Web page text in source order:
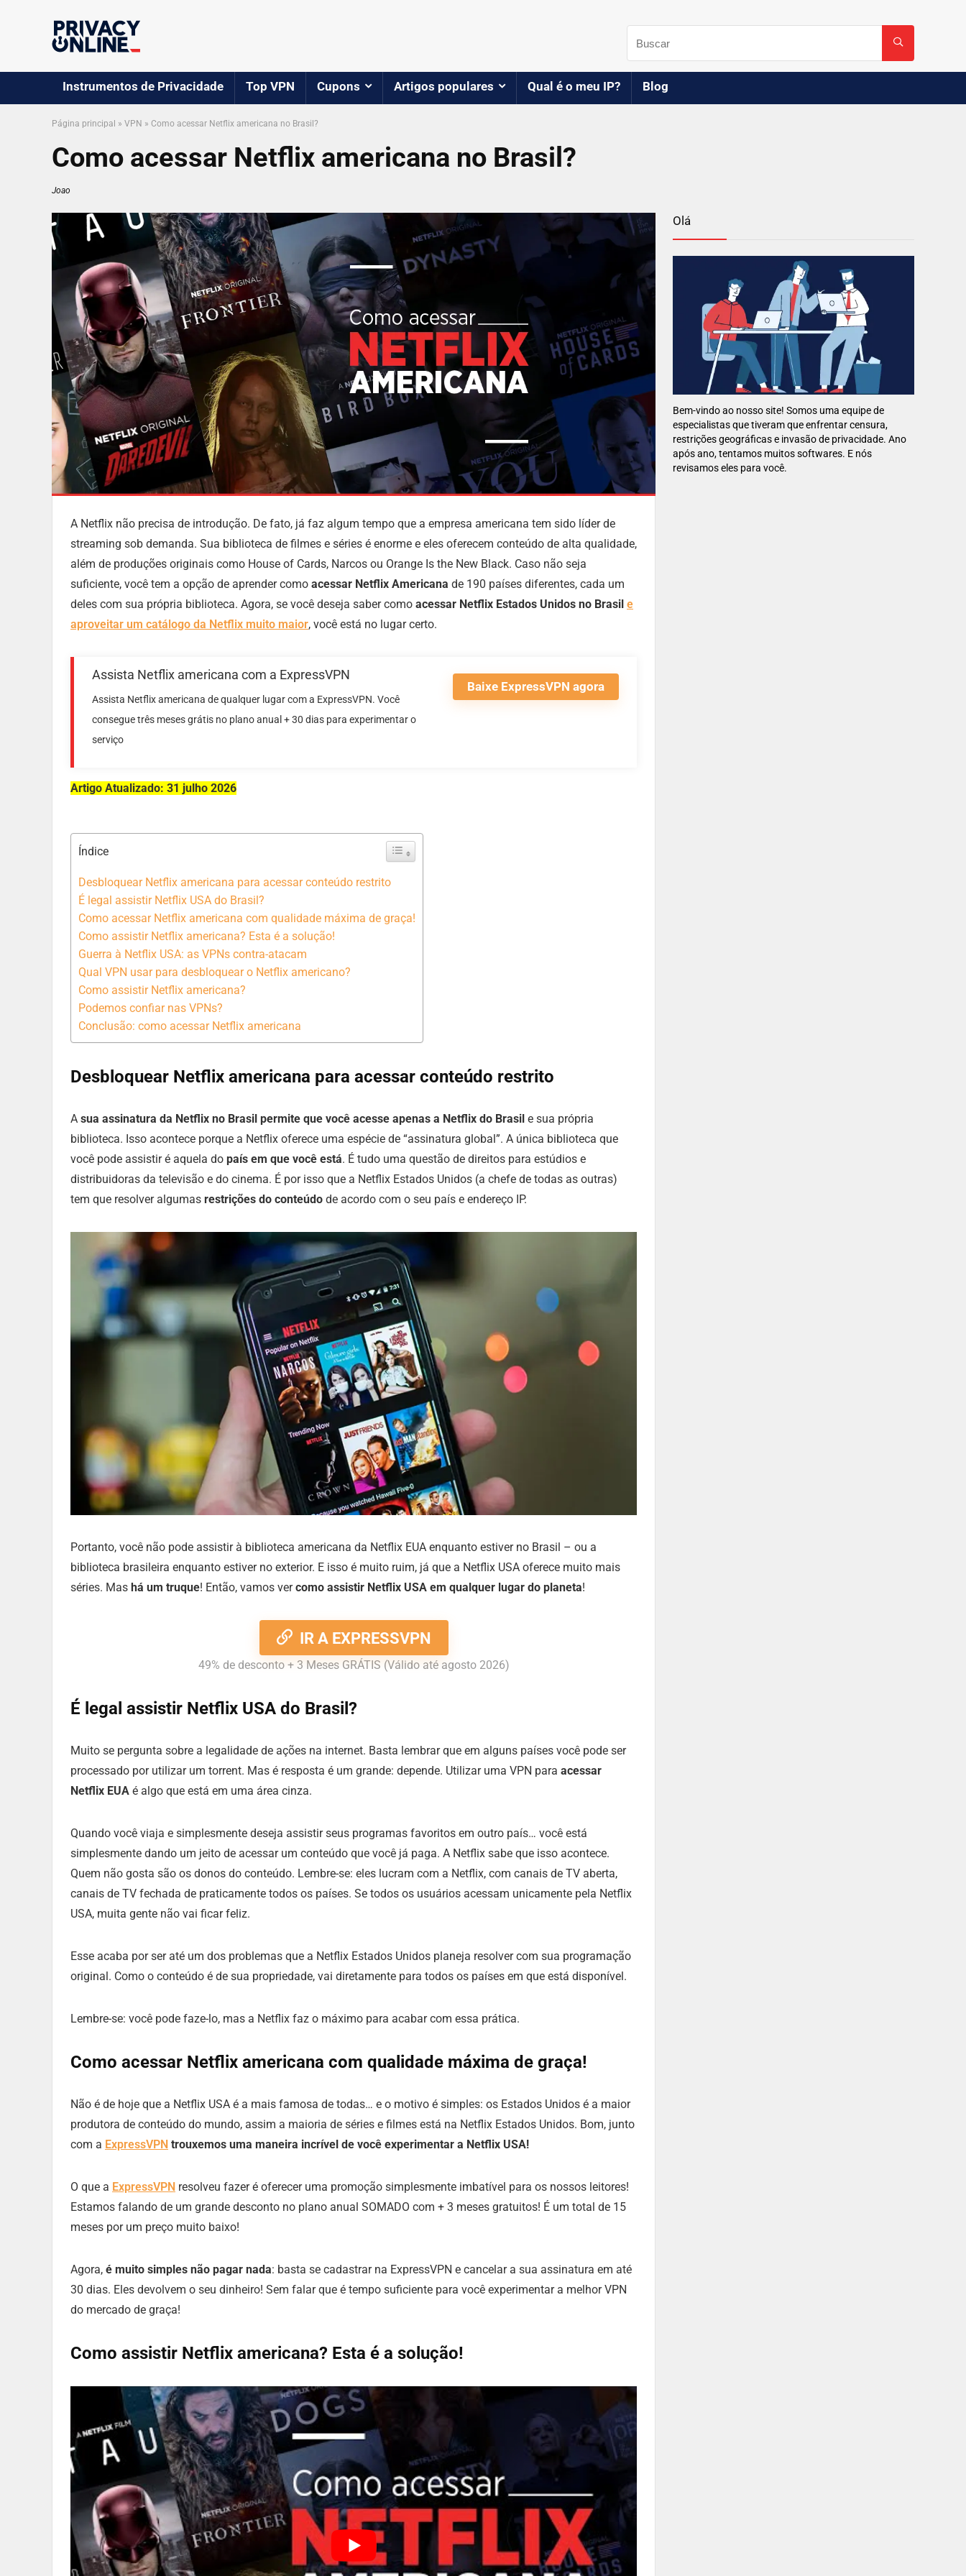
Instrumentos de Privacidade Top VPN Cupons Artigos populares Qual é o meu IP? Blog
Página principal » VPN » Como acessar Netflix americana no Brasil?
Como acessar Netflix americana no Brasil?
Joao
A Netflix não precisa de introdução. De fato, já faz algum tempo que a empresa americana tem sido líder de
streaming sob demanda. Sua biblioteca de filmes e séries é enorme e eles oferecem conteúdo de alta qualidade,
além de produções originais como House of Cards, Narcos ou Orange Is the New Black. Caso não seja
suficiente, você tem a opção de aprender como acessar Netflix Americana de 190 países diferentes, cada um
deles com sua própria biblioteca. Agora, se você deseja saber como acessar Netflix Estados Unidos no Brasil e
aproveitar um catálogo da Netflix muito maior, você está no lugar certo.
Baixe ExpressVPN agora
Assista Netflix americana com a ExpressVPN
Assista Netflix americana de qualquer lugar com a ExpressVPN. Você
consegue três meses grátis no plano anual + 30 dias para experimentar o
serviço
Artigo Atualizado: 31 julho 2026
Índice
Desbloquear Netflix americana para acessar conteúdo restrito
É legal assistir Netflix USA do Brasil?
Como acessar Netflix americana com qualidade máxima de graça!
Como assistir Netflix americana? Esta é a solução!
Guerra à Netflix USA: as VPNs contra-atacam
Qual VPN usar para desbloquear o Netflix americano?
Como assistir Netflix americana?
Podemos confiar nas VPNs?
Conclusão: como acessar Netflix americana
Desbloquear Netflix americana para acessar conteúdo restrito
A sua assinatura da Netflix no Brasil permite que você acesse apenas a Netflix do Brasil e sua própria
biblioteca. Isso acontece porque a Netflix oferece uma espécie de “assinatura global”. A única biblioteca que
você pode assistir é aquela do país em que você está. É tudo uma questão de direitos para estúdios e
distribuidoras da televisão e do cinema. É por isso que a Netflix Estados Unidos (a chefe de todas as outras)
tem que resolver algumas restrições do conteúdo de acordo com o seu país e endereço IP.
Portanto, você não pode assistir à biblioteca americana da Netflix EUA enquanto estiver no Brasil – ou a
biblioteca brasileira enquanto estiver no exterior. E isso é muito ruim, já que a Netflix USA oferece muito mais
séries. Mas há um truque! Então, vamos vercomo assistir Netflix USA em qualquer lugar do planeta!
IR A EXPRESSVPN
49% de desconto + 3 Meses GRÁTIS (Válido até agosto 2026)
É legal assistir Netflix USA do Brasil?
Muito se pergunta sobre a legalidade de ações na internet. Basta lembrar que em alguns países você pode ser
processado por utilizar um torrent. Mas é resposta é um grande: depende. Utilizar uma VPN para acessar
Netflix EUA é algo que está em uma área cinza.
Quando você viaja e simplesmente deseja assistir seus programas favoritos em outro país… você está
simplesmente dando um jeito de acessar um conteúdo que você já paga. A Netflix sabe que isso acontece.
Quem não gosta são os donos do conteúdo. Lembre-se: eles lucram com a Netflix, com canais de TV aberta,
canais de TV fechada de praticamente todos os países. Se todos os usuários acessam unicamente pela Netflix
USA, muita gente não vai ficar feliz.
Esse acaba por ser até um dos problemas que a Netflix Estados Unidos planeja resolver com sua programação
original. Como o conteúdo é de sua propriedade, vai diretamente para todos os países em que está disponível.
Lembre-se: você pode faze-lo, mas a Netflix faz o máximo para acabar com essa prática.
Como acessar Netflix americana com qualidade máxima de graça!
Não é de hoje que a Netflix USA é a mais famosa de todas… e o motivo é simples: os Estados Unidos é a maior
produtora de conteúdo do mundo, assim a maioria de séries e filmes está na Netflix Estados Unidos. Bom, junto
com a ExpressVPN trouxemos uma maneira incrível de você experimentar a Netflix USA!
O que a ExpressVPN resolveu fazer é oferecer uma promoção simplesmente imbatível para os nossos leitores!
Estamos falando de um grande desconto no plano anual SOMADO com + 3 meses gratuitos! É um total de 15
meses por um preço muito baixo!
Agora, é muito simples não pagar nada: basta se cadastrar na ExpressVPN e cancelar a sua assinatura em até
30 dias. Eles devolvem o seu dinheiro! Sem falar que é tempo suficiente para você experimentar a melhor VPN
do mercado de graça!
Como assistir Netflix americana? Esta é a solução!
Olá
Bem-vindo ao nosso site! Somos uma equipe de
especialistas que tiveram que enfrentar censura,
restrições geográficas e invasão de privacidade. Ano
após ano, tentamos muitos softwares. E nós
revisamos eles para você.